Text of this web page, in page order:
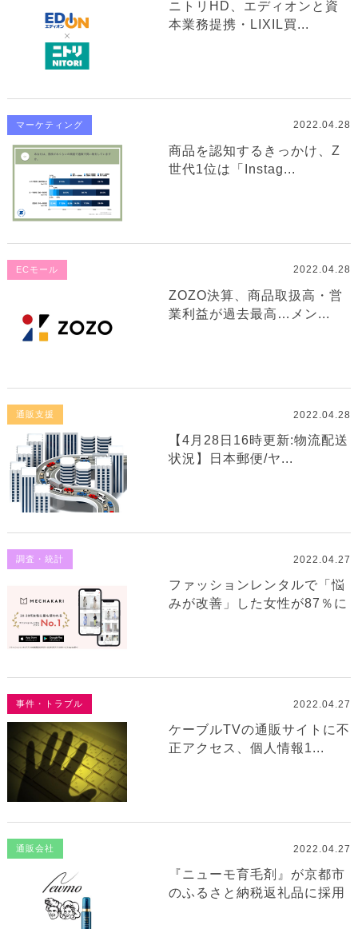
ニトリHD、エディオンと資
本業務提携・LIXIL買...
マーケティング 2022.04.28
商品を認知するきっかけ、Z
世代1位は「Instag...
ECモール 2022.04.28
ZOZO決算、商品取扱高・営
業利益が過去最高…メン...
通販支援 2022.04.28
【4月28日16時更新:物流配送
状況】日本郵便/ヤ...
調査・統計 2022.04.27
ファッションレンタルで「悩
みが改善」した女性が87％に
事件・トラブル 2022.04.27
ケーブルTVの通販サイトに不
正アクセス、個人情報1...
通販会社 2022.04.27
『ニューモ育毛剤』が京都市
のふるさと納税返礼品に採用